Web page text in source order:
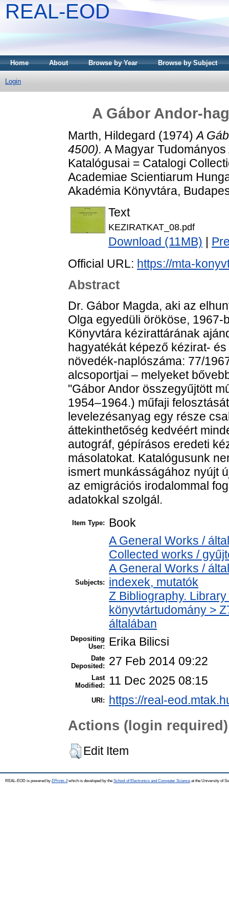
REAL-EOD
Home About Browse by Year Browse by Subject
Login
A Gábor Andor-
Marth, Hildegard (1974)A
4500). A Magyar
Katalógusai = Catalogi
Academiae Scientiarum
Akadémia Könyvtára,
Text
KEZIRATKAT_08.pdf
Download (11MB)
Official URL: https://mta-
Abstract
Dr. Gábor Magda, aki az
Olga egyedüli örököse, 1967-
Könyvtára kézirattárának
hagyatékát képező kézirat-
növedék-naplószáma: 77/
alcsoportjai – melyeket
"Gábor Andor összegyűjtött
1954–1964.) műfaji
levelezésanyag egy része
áttekinthetőség kedvéért
autográf, gépírásos eredeti
másolatokat. Katalógusunk
ismert munkásságához nyújt
az emigrációs irodalommal
adatokkal szolgál.
Item Type: Book
Subjects:
A General Works /
Collected works /
A General Works /
indexek, mutatók
Z Bibliography.
könyvtártudomány >
általában
Depositing
User:
Erika Bilicsi
Date
Deposited:
27 Feb 2014 09:22
Last
Modified:
11 Dec 2025 08:15
URI: https://real-
Actions (login required)
Edit Item
REAL-EOD is powered by EPrints 3which is developed by the School of Electronics and Computer Science at the University of